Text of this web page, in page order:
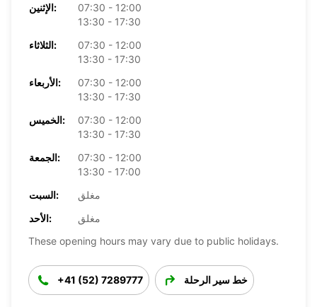
الإثنين:
07:30 - 12:00
13:30 - 17:30
الثلاثاء:
07:30 - 12:00
13:30 - 17:30
الأربعاء:
07:30 - 12:00
13:30 - 17:30
الخميس:
07:30 - 12:00
13:30 - 17:30
الجمعة:
07:30 - 12:00
13:30 - 17:00
السبت:
مغلق
الأحد:
مغلق
These opening hours may vary due to public holidays.
+41 (52) 7289777 خط سير الرحلة